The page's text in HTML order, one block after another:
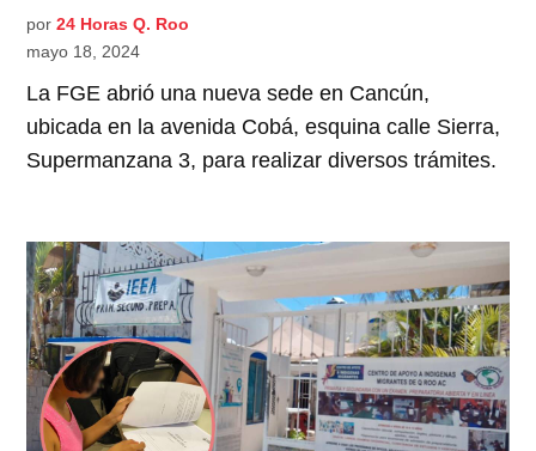
por 24 Horas Q. Roo
mayo 18, 2024
La FGE abrió una nueva sede en Cancún,
ubicada en la avenida Cobá, esquina calle Sierra,
Supermanzana 3, para realizar diversos trámites.